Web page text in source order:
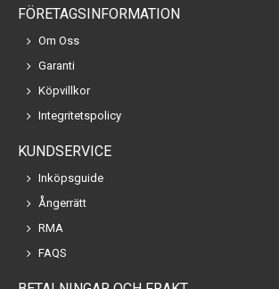
FÖRETAGSINFORMATION
Om Oss
Garanti
Köpvillkor
Integritetspolicy
KUNDSERVICE
Inköpsguide
Ångerrätt
RMA
FAQS